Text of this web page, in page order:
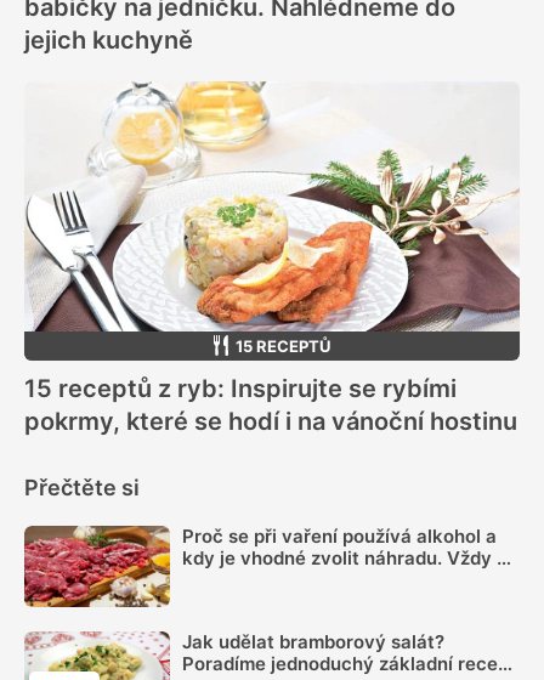
babičky na jedničku. Nahlédneme do
jejich kuchyně
15 RECEPTŮ
15 receptů z ryb: Inspirujte se rybími
pokrmy, které se hodí i na vánoční hostinu
Přečtěte si
Proč se při vaření používá alkohol a
kdy je vhodné zvolit náhradu. Vždy se
Jak udělat bramborový salát?
Poradíme jednoduchý základní recept